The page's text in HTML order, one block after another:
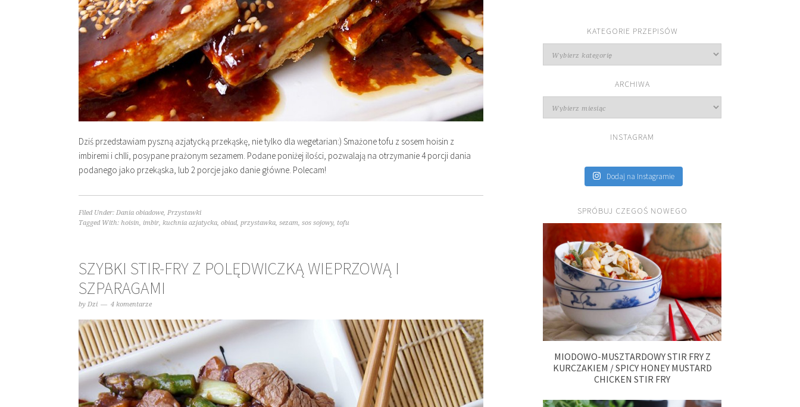
Dziś przedstawiam pyszną azjatycką przekąskę, nie tylko dla wegetarian:) Smażone tofu z sosem hoisin z
imbiremi i chlli, posypane prażonym sezamem. Podane poniżej ilości, pozwalają na otrzymanie 4 porcji dania
podanego jako przekąska, lub 2 porcje jako danie główne. Polecam!
Filed Under: Dania obiadowe, Przystawki
Tagged With: hoisin, imbir, kuchnia azjatycka, obiad, przystawka, sezam, sos sojowy, tofu
SZYBKI STIR-FRY Z POLĘDWICZKĄ WIEPRZOWĄ I
SZPARAGAMI
by Dzi 4 komentarze
KATEGORIE PRZEPISÓW
przepisów
ARCHIWA
INSTAGRAM
Dodaj na Instagramie
SPRÓBUJ CZEGOŚ NOWEGO
MIODOWO-MUSZTARDOWY STIR FRY Z
KURCZAKIEM / SPICY HONEY MUSTARD
CHICKEN STIR FRY